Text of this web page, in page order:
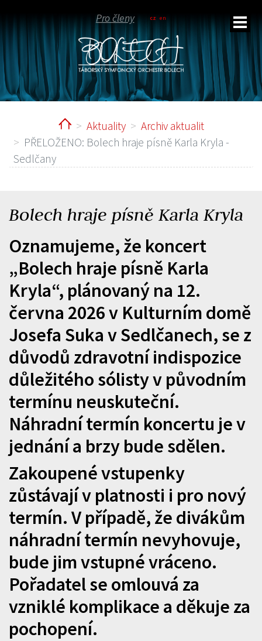
Pro členy cz en
HomeAktuality
Archiv aktualit
PŘELOŽENO: Bolech hraje písně Karla Kryla -
Sedlčany
Bolech hraje písně Karla Kryla
Oznamujeme, že koncert
„Bolech hraje písně Karla
Kryla“, plánovaný na 12.
června 2026 v Kulturním domě
Josefa Suka v Sedlčanech, se z
důvodů zdravotní indispozice
důležitého sólisty v původním
termínu neuskuteční.
Náhradní termín koncertu je v
jednání a brzy bude sdělen.
Zakoupené vstupenky
zůstávají v platnosti i pro nový
termín. V případě, že divákům
náhradní termín nevyhovuje,
bude jim vstupné vráceno.
Pořadatel se omlouvá za
vzniklé komplikace a děkuje za
pochopení.